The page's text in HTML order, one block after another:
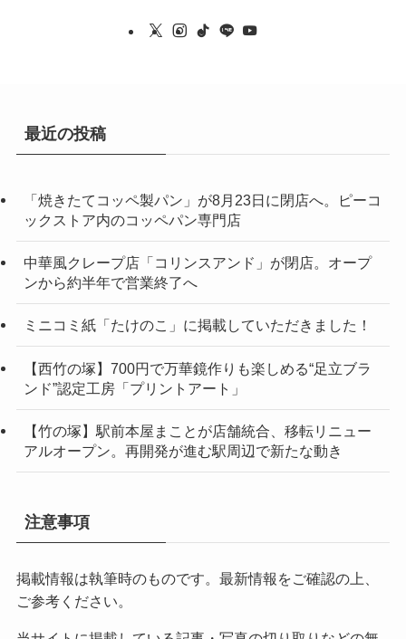
最近の投稿
「焼きたてコッペ製パン」が8月23日に閉店へ。ピーコ
ックストア内のコッペパン専門店
中華風クレープ店「コリンスアンド」が閉店。オープ
ンから約半年で営業終了へ
ミニコミ紙「たけのこ」に掲載していただきました！
【西竹の塚】700円で万華鏡作りも楽しめる“足立ブラ
ンド”認定工房「プリントアート」
【竹の塚】駅前本屋まことが店舗統合、移転リニュー
アルオープン。再開発が進む駅周辺で新たな動き
注意事項
掲載情報は執筆時のものです。最新情報をご確認の上、
ご参考ください。